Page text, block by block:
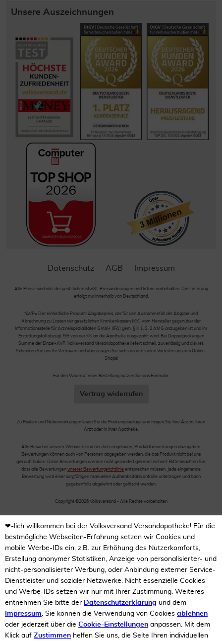
Unsere Auszeichnungen
Datenschutz AGB Impressum
Alle Preise sind inkl. der gestzlichen MwSt. Preisänderungen und Irrtum vorbehalten. Die Lieferung
erfolgt nur innerhalb von Deutschland.
*AVP= Der einheitliche Produkt-Abgabepreis, der für den Ausnahmefall der Abgabe und
Abrechnung zu Lasten der gesetzlichen Krankenkassen (KK) vom Hersteller gegenüber der
Informationsstelle für Arzneispezialitäten GmbH (IFA) gem. § III 1, S. 2 AMG anzugeben ist und im
Erstattungsfall abzügl. 5% von der KK an die Apotheke ausgezahlt wird. Bei Doppelpackungen
Summe der Einzel-AVP. Volksversand Versandapotheke liefert schnell, zuverlässig und diskret.
Schenken Sie uns Ihr Vertrauen und überzeugen Sie sich von den vielen Vorteilen unseres Online-
Shops!
Für den Widerruf einer Bestellung nutzen Sie das Formular:
Vertrag widerrufen
Zu Risiken und Nebenwirkungen lesen Sie die Packungsbeilage und fragen Sie Ihre Ärztin, Ihren
Arzt oder in Ihrer Apotheke.
Alle Besucher unserer Webseite sind herzlich eingeladen, Produktbewertungen abzugeben.
Bewertungen können auch von Personen abgegeben werden, die das Produkt nicht bei uns
gekauft haben. Diese Bewertungen werden nicht gesondert gekennzeichnet. Bitte beachten Sie,
dass alle Bewertungen unserer Bewertungsrichtlinie entsprechen müssen. Jede eingehende
Bewertung wird einer sorgfältigen manuellen Authentizitätskontrolle unterzogen und kann
gegebenfalls abgelehnt oder gelöscht werden.
Copyright ©2026 Volksversand - Alle Rechte vorbehalten
❤-lich willkommen bei der Volksversand Versandapotheke! Für die
bestmögliche Webseiten-Erfahrung setzen wir Cookies und
mobile Werbe-IDs ein, z.B. zur Erhöhung des Nutzerkomforts,
Erstellung anonymer Statistiken, Anzeige von personalisierter- und
nicht-personalisierter Werbung, oder Anbindung externer Service-
Dienstleister und sozialer Netzwerke. Nicht essenzielle Cookies
und Werbe-IDs setzen wir nur mit Ihrer Zustimmung. Weiteres
entnehmen Sie bitte der Datenschutzerklärung und dem
Impressum. Sie können die Verwendung von Cookies ablehnen
oder jederzeit über die Cookie-Einstellungen anpassen. Mit dem
Klick auf Zustimmen helfen Sie uns, die Seite Ihren individuellen